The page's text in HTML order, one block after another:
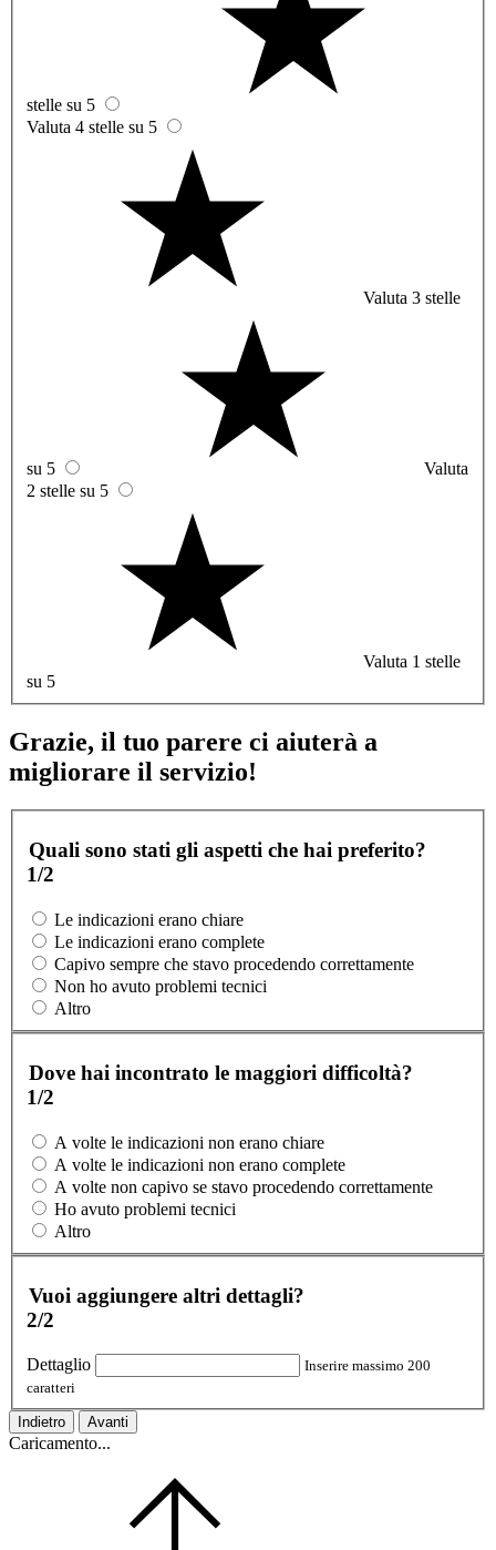
stelle su 5
Valuta 4 stelle su 5
Valuta 3 stelle
su 5
Valuta
2 stelle su 5
Valuta 1 stelle
su 5
Grazie, il tuo parere ci aiuterà a
migliorare il servizio!
Quali sono stati gli aspetti che hai preferito?
1/2
Le indicazioni erano chiare
Le indicazioni erano complete
Capivo sempre che stavo procedendo correttamente
Non ho avuto problemi tecnici
Altro
Dove hai incontrato le maggiori difficoltà?
1/2
A volte le indicazioni non erano chiare
A volte le indicazioni non erano complete
A volte non capivo se stavo procedendo correttamente
Ho avuto problemi tecnici
Altro
Vuoi aggiungere altri dettagli?
2/2
Dettaglio
Inserire massimo 200
caratteri
Indietro Avanti
Caricamento...